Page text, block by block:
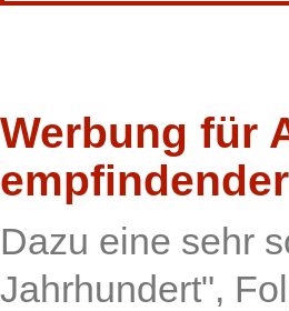
Werbung für
Dazu eine sehr
Jahrhundert",